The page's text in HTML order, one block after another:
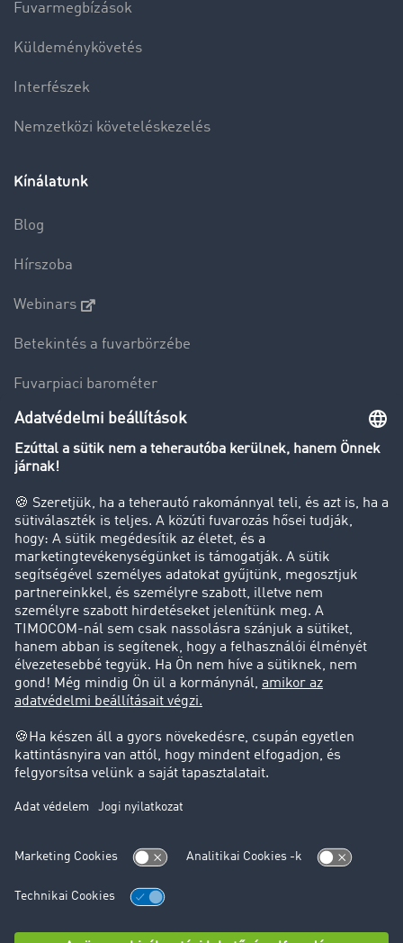
Fuvarmegbízások
Küldeménykövetés
Interfészek
Nemzetközi követeléskezelés
Kínálatunk
Blog
Hírszoba
Webinars
Betekintés a fuvarbörzébe
Fuvarpiaci barométer
Transzportlexikon
Tehergépkocsi-forgalomkorlátozás
Cég
Sikertörténetek
Ügyfél hoz ügyfelet
Jogi információk
Impresszum
Adatvédelem
süti-beállítások
Támogatás